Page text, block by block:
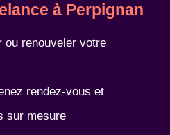
à Perpignan
ou renouveler votre
rendez-vous et
sur mesure